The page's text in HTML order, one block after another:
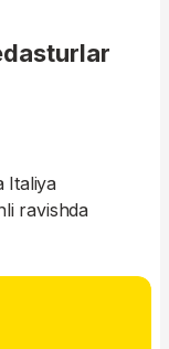
Italiya
ravishda